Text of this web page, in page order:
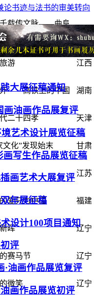
载传文脉——曲阜
山东
游 江西
——高铁上的中国 湖南
二十四孝 天津
文化”发现始末 甘肃
江苏
爱只为中国 福建
晖 辽宁
赛马节 辽宁
微笑 辽宁
论书迹与法书的审美转向
大展征稿通知
画油画作品展复评
艺术设计展览征稿
画写生作品展览征稿
画艺术大展复评
年展征稿
设计100项目通知
评
·油画作品展览复评
画作品展览初评